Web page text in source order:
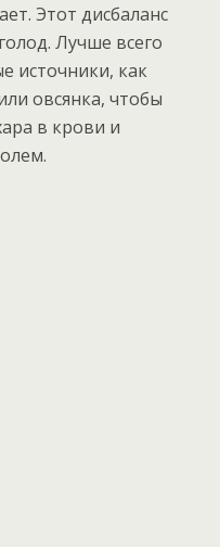
Этот дисбаланс
Лучше всего
источники, как
овсянка, чтобы
в крови и